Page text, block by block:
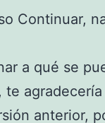
Continuar,
a qué se
te
anterior,